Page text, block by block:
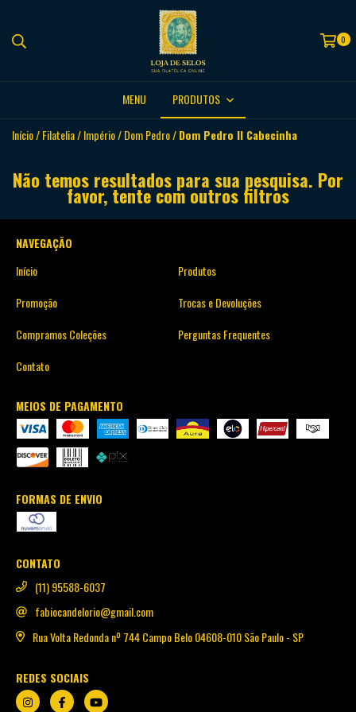
0
MENU PRODUTOS
Início/Filatelia/Império/Dom Pedro/Dom Pedro II Cabecinha
Não temos resultados para sua pesquisa. Por
favor, tente com outros filtros
NAVEGAÇÃO
Início
Produtos
Promoção
Trocas e Devoluções
Compramos Coleções
Perguntas Frequentes
Contato
MEIOS DE PAGAMENTO
FORMAS DE ENVIO
CONTATO
(11) 95588-6037
fabiocandelorio@gmail.com
Rua Volta Redonda nº 744 Campo Belo 04608-010 São Paulo - SP
REDES SOCIAIS